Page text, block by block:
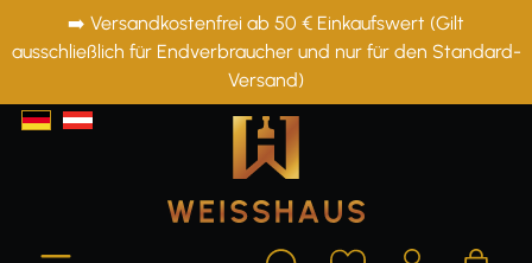
springen
➡️ Versandkostenfrei ab 50 € Einkaufswert (Gilt
ausschließlich für Endverbraucher und nur für den Standard-
Versand)